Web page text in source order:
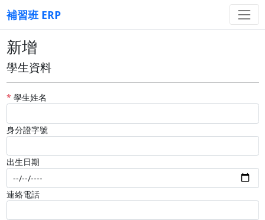
補習班 ERP
新增
學生資料
* 學生姓名
身分證字號
出生日期
連絡電話